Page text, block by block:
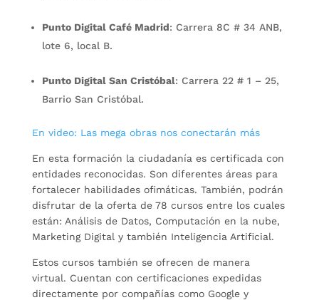
Punto Digital Café Madrid: Carrera 8C # 34 ANB,
lote 6, local B.
Punto Digital San Cristóbal: Carrera 22 # 1 – 25,
Barrio San Cristóbal.
En video: Las mega obras nos conectarán más
En esta formación la ciudadanía es certificada con
entidades reconocidas. Son diferentes áreas para
fortalecer habilidades ofimáticas. También, podrán
disfrutar de la oferta de 78 cursos entre los cuales
están: Análisis de Datos, Computación en la nube,
Marketing Digital y también Inteligencia Artificial.
Estos cursos también se ofrecen de manera
virtual. Cuentan con certificaciones expedidas
directamente por compañías como Google y